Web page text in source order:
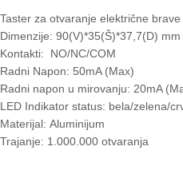
Taster za otvaranje električne brave
Dimenzije: 90(V)*35(Š)*37,7(D) mm
Kontakti: NO/NC/COM
Radni Napon: 50mA (Max)
Radni napon u mirovanju: 20mA
LED Indikator status: bela/zelena/
Materijal: Aluminijum
Trajanje: 1.000.000 otvaranja